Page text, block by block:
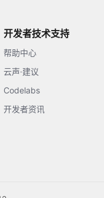
开发者技术支持
帮助中心
云声·建议
Codelabs
开发者资讯